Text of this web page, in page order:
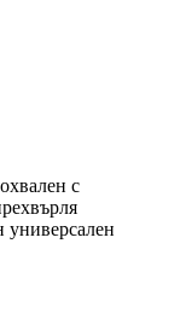
с
универсален